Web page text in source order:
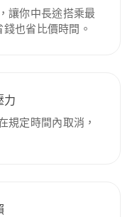
讓你中長途搭乘最
也省比價時間。
力
規定時間內取消，